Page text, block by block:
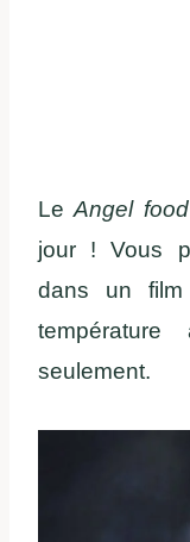
LeAngel
jour ! Vous
dans un
seulement.